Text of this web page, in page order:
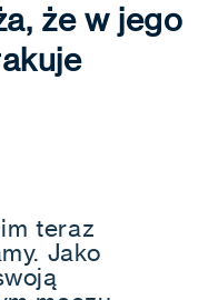
że w jego
teraz
Jako